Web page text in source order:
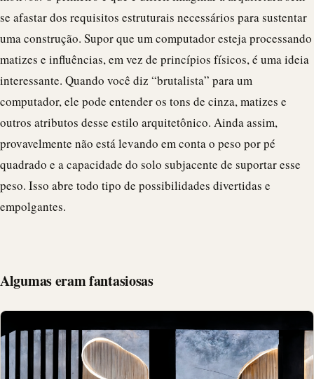
se afastar dos requisitos estruturais necessários para sustentar
uma construção. Supor que um computador esteja processando
matizes e influências, em vez de princípios físicos, é uma ideia
interessante. Quando você diz “brutalista” para um
computador, ele pode entender os tons de cinza, matizes e
outros atributos desse estilo arquitetônico. Ainda assim,
provavelmente não está levando em conta o peso por pé
quadrado e a capacidade do solo subjacente de suportar esse
peso. Isso abre todo tipo de possibilidades divertidas e
empolgantes.
Algumas eram fantasiosas